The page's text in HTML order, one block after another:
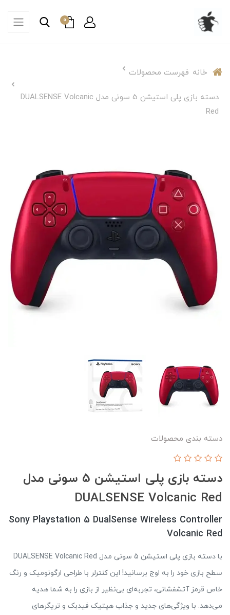
0
خانه فهرست محصولات
دسته بازی پلی استیشن 5 سونی مدل DUALSENSE Volcanic
Red
دسته بندی محصولات
دسته بازی پلی استیشن 5 سونی مدل
DUALSENSE Volcanic Red
Sony Playstation 5 DualSense Wireless Controller
Volcanic Red
با دسته بازی پلی استیشن 5 سونی مدل DUALSENSE Volcanic Red
سطح بازی خود را به اوج برسانید! این کنترلر با طراحی ارگونومیک و رنگ
خاص قرمز آتشفشانی، تجربه‌ای بی‌نظیر از بازی را به شما هدیه
می‌دهد. با ویژگی‌های جدید و جذاب هپتیک فیدبک و تریگرهای